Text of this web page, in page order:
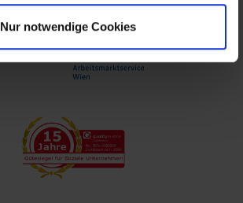
Nur notwendige Cookies